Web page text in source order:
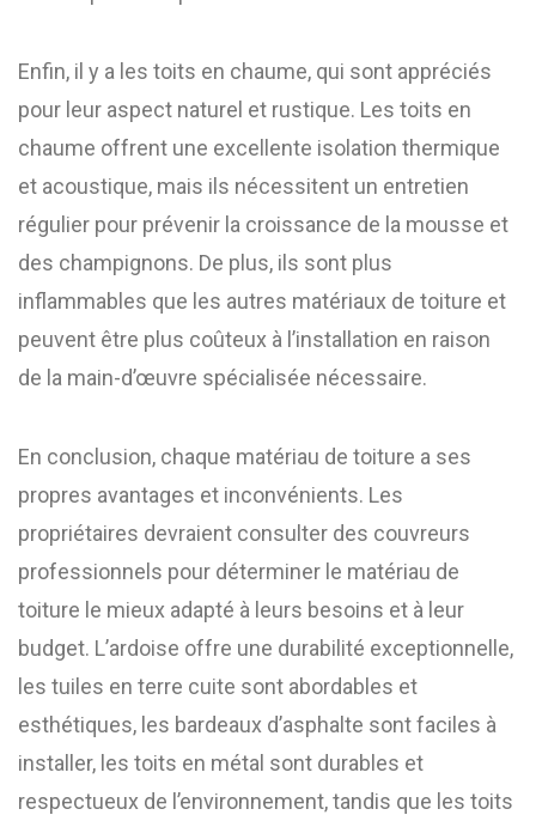
Enfin, il y a les toits en chaume, qui sont appréciés
pour leur aspect naturel et rustique. Les toits en
chaume offrent une excellente isolation thermique
et acoustique, mais ils nécessitent un entretien
régulier pour prévenir la croissance de la mousse et
des champignons. De plus, ils sont plus
inflammables que les autres matériaux de toiture et
peuvent être plus coûteux à l’installation en raison
de la main-d’œuvre spécialisée nécessaire.
En conclusion, chaque matériau de toiture a ses
propres avantages et inconvénients. Les
propriétaires devraient consulter des couvreurs
professionnels pour déterminer le matériau de
toiture le mieux adapté à leurs besoins et à leur
budget. L’ardoise offre une durabilité exceptionnelle,
les tuiles en terre cuite sont abordables et
esthétiques, les bardeaux d’asphalte sont faciles à
installer, les toits en métal sont durables et
respectueux de l’environnement, tandis que les toits